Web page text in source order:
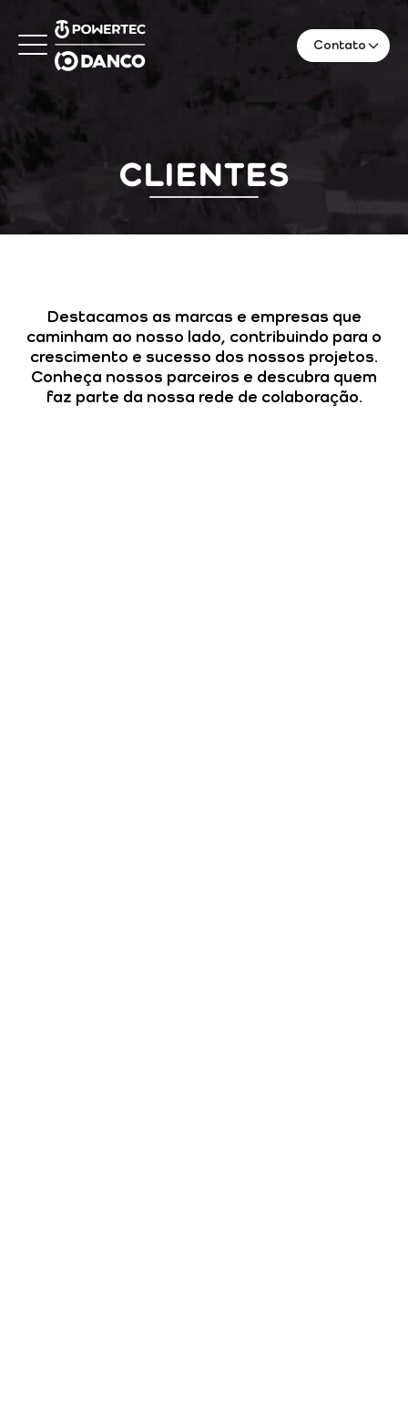
Contato
Clientes
Destacamos as marcas e empresas que
caminham ao nosso lado, contribuindo para o
crescimento e sucesso dos nossos projetos.
Conheça nossos parceiros e descubra quem
faz parte da nossa rede de colaboração.